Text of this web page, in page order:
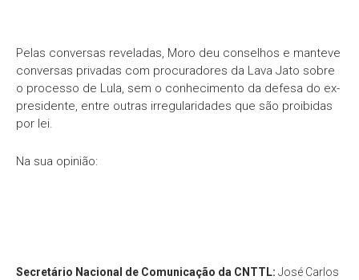
Pelas conversas reveladas, Moro deu conselhos e manteve
conversas privadas com procuradores da Lava Jato sobre
o processo de Lula, sem o conhecimento da defesa do ex-
presidente, entre outras irregularidades que são proibidas
por lei.
Na sua opinião:
Secretário Nacional de Comunicação da CNTTL: José Carlos